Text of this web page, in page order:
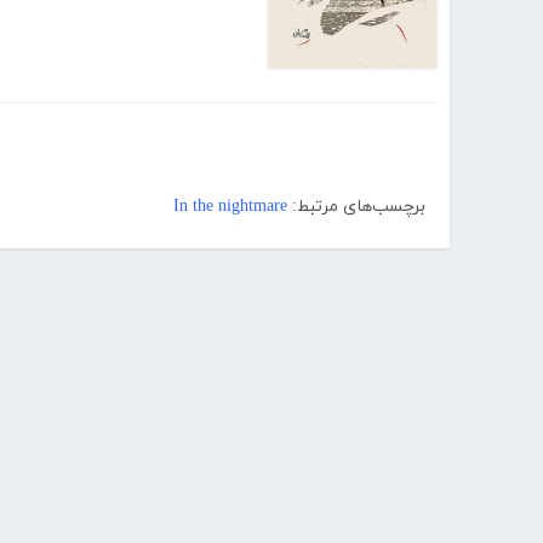
برچسب‌های مرتبط: In the nightmare